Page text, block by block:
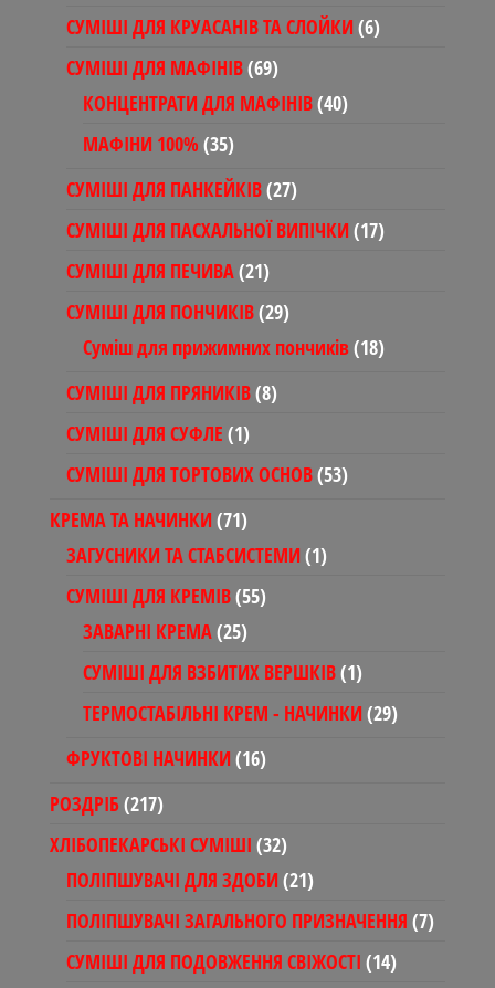
товари
СУМІШІ ДЛЯ КРУАСАНІВ ТА СЛОЙКИ 66
СУМІШІ ДЛЯ МАФІНІВ 6969
товарів
КОНЦЕНТРАТИ ДЛЯ МАФІНІВ 4040
МАФІНИ 100% 3535
товарів
СУМІШІ ДЛЯ ПАНКЕЙКІВ 2727
товарів
СУМІШІ ДЛЯ ПАСХАЛЬНОЇ ВИПІЧКИ 1717
СУМІШІ ДЛЯ ПЕЧИВА 2121
товар
СУМІШІ ДЛЯ ПОНЧИКІВ 2929
товарів
Суміш для прижимних пончиків 1818
СУМІШІ ДЛЯ ПРЯНИКІВ 88
СУМІШІ ДЛЯ СУФЛЕ 11
товар
СУМІШІ ДЛЯ ТОРТОВИХ ОСНОВ 5353
КРЕМА ТА НАЧИНКИ 7171
товар
ЗАГУСНИКИ ТА СТАБСИСТЕМИ 11
СУМІШІ ДЛЯ КРЕМІВ 5555
ЗАВАРНІ КРЕМА 2525
товарів
СУМІШІ ДЛЯ ВЗБИТИХ ВЕРШКІВ 11
товар
ТЕРМОСТАБІЛЬНІ КРЕМ - НАЧИНКИ 2929
ФРУКТОВІ НАЧИНКИ 1616
РОЗДРІБ 217217
товарів
ХЛІБОПЕКАРСЬКІ СУМІШІ 3232
товари
ПОЛІПШУВАЧІ ДЛЯ ЗДОБИ 2121
товар
ПОЛІПШУВАЧІ ЗАГАЛЬНОГО ПРИЗНАЧЕННЯ 77
СУМІШІ ДЛЯ ПОДОВЖЕННЯ СВІЖОСТІ 1414